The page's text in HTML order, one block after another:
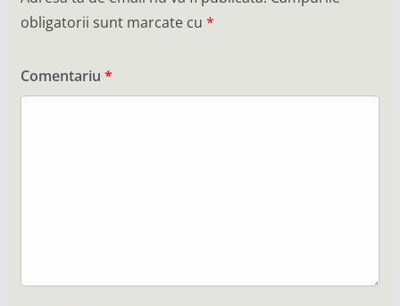
obligatorii sunt marcate cu *
Comentariu *